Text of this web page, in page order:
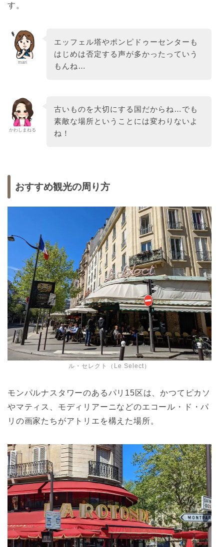
す。
mari
エッフェル塔やポンピドゥーセンターも
はじめは否定する声が多かったっていう
もんね…
かわしまねる
古いものを大切にする国だからね…でも
素敵な場所ということには変わりないよ
ね！
おすすめ観光の周り方
ル・セレクト（Le Select）
モンパルナスタワーのあるパリ15区は、かつてピカソ
やマティス、モディリアーニなどのエコール・ド・パ
リの画家たちがアトリエを構えた場所。